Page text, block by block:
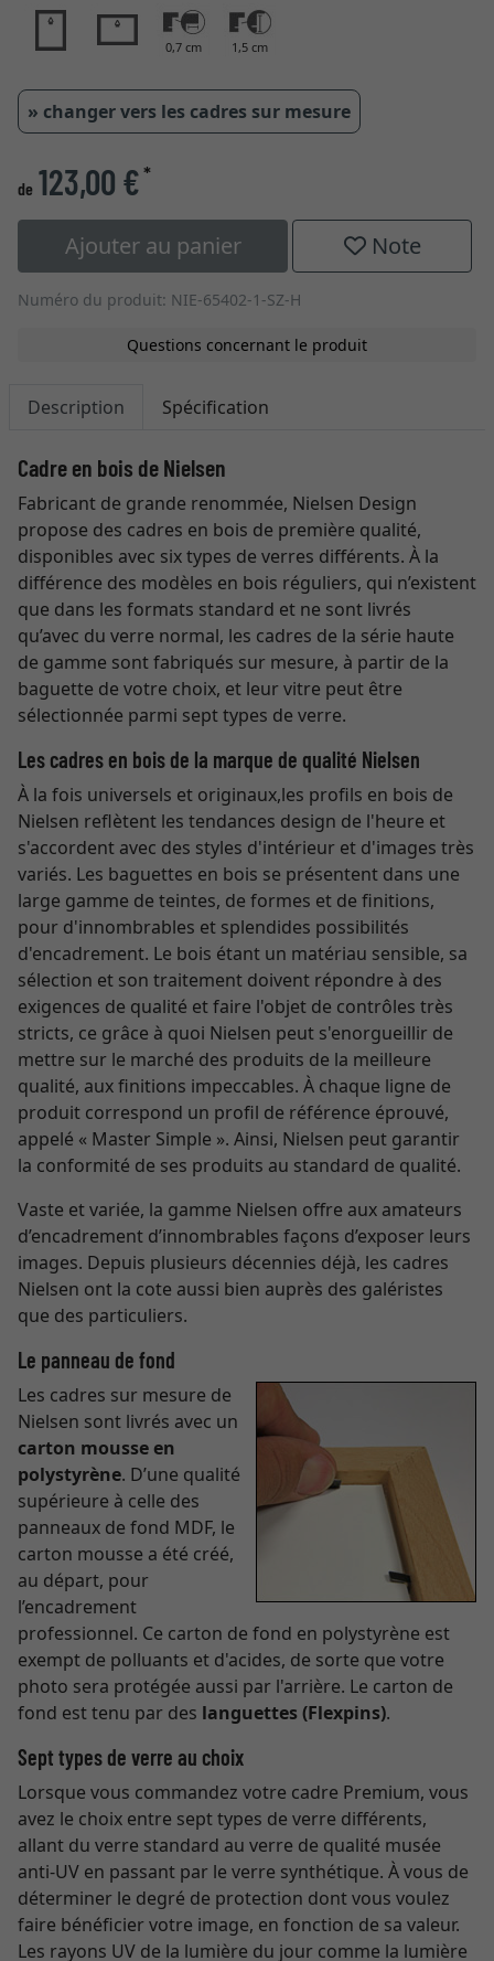
0,7 cm 1,5 cm
» changer vers les cadres sur mesure
de 123,00 €*
Ajouter au panier Note
Numéro du produit: NIE-65402-1-SZ-H
Questions concernant le produit
Description Spécification
Cadre en bois de Nielsen
Fabricant de grande renommée, Nielsen Design
propose des cadres en bois de première qualité,
disponibles avec six types de verres différents. À la
différence des modèles en bois réguliers, qui n’existent
que dans les formats standard et ne sont livrés
qu’avec du verre normal, les cadres de la série haute
de gamme sont fabriqués sur mesure, à partir de la
baguette de votre choix, et leur vitre peut être
sélectionnée parmi sept types de verre.
Les cadres en bois de la marque de qualité Nielsen
À la fois universels et originaux,les profils en bois de
Nielsen reflètent les tendances design de l'heure et
s'accordent avec des styles d'intérieur et d'images très
variés. Les baguettes en bois se présentent dans une
large gamme de teintes, de formes et de finitions,
pour d'innombrables et splendides possibilités
d'encadrement. Le bois étant un matériau sensible, sa
sélection et son traitement doivent répondre à des
exigences de qualité et faire l'objet de contrôles très
stricts, ce grâce à quoi Nielsen peut s'enorgueillir de
mettre sur le marché des produits de la meilleure
qualité, aux finitions impeccables. À chaque ligne de
produit correspond un profil de référence éprouvé,
appelé « Master Simple ». Ainsi, Nielsen peut garantir
la conformité de ses produits au standard de qualité.
Vaste et variée, la gamme Nielsen offre aux amateurs
d’encadrement d’innombrables façons d’exposer leurs
images. Depuis plusieurs décennies déjà, les cadres
Nielsen ont la cote aussi bien auprès des galéristes
que des particuliers.
Le panneau de fond
Les cadres sur mesure de
Nielsen sont livrés avec un
carton mousse en
polystyrène. D’une qualité
supérieure à celle des
panneaux de fond MDF, le
carton mousse a été créé,
au départ, pour
l’encadrement
professionnel. Ce carton de fond en polystyrène est
exempt de polluants et d'acides, de sorte que votre
photo sera protégée aussi par l'arrière. Le carton de
fond est tenu par des languettes (Flexpins).
Sept types de verre au choix
Lorsque vous commandez votre cadre Premium, vous
avez le choix entre sept types de verre différents,
allant du verre standard au verre de qualité musée
anti-UV en passant par le verre synthétique. À vous de
déterminer le degré de protection dont vous voulez
faire bénéficier votre image, en fonction de sa valeur.
Les rayons UV de la lumière du jour comme la lumière